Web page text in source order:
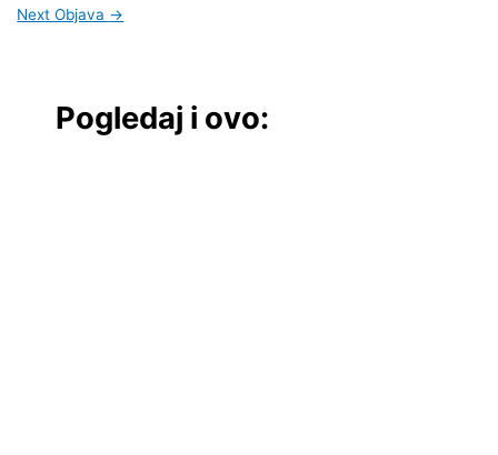
Next Objava →
Pogledaj i ovo: